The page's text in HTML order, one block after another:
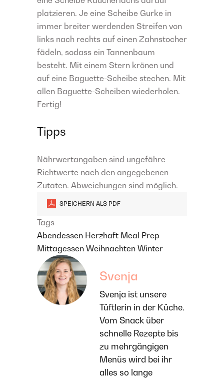
platzieren. Je eine Scheibe Gurke in
immer breiter werdenden Streifen von
links nach rechts auf einen Zahnstocher
fädeln, sodass ein Tannenbaum
besteht. Mit einem Stern krönen und
auf eine Baguette-Scheibe stechen. Mit
allen Baguette-Scheiben wiederholen.
Fertig!
Tipps
Nährwertangaben sind ungefähre
Richtwerte nach den angegebenen
Zutaten. Abweichungen sind möglich.
SPEICHERN ALS PDF
Tags
Abendessen Herzhaft Meal Prep
Mittagessen Weihnachten Winter
Svenja
Svenja ist unsere
Tüftlerin in der Küche.
Vom Snack über
schnelle Rezepte bis
zu mehrgängigen
Menüs wird bei ihr
alles so lange